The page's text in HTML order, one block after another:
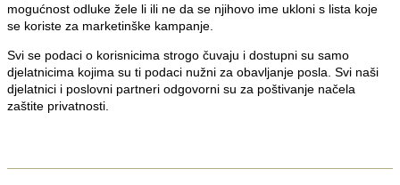
mogućnost odluke žele li ili ne da se njihovo ime ukloni s lista koje
se koriste za marketinške kampanje.
Svi se podaci o korisnicima strogo čuvaju i dostupni su samo
djelatnicima kojima su ti podaci nužni za obavljanje posla. Svi naši
djelatnici i poslovni partneri odgovorni su za poštivanje načela
zaštite privatnosti.